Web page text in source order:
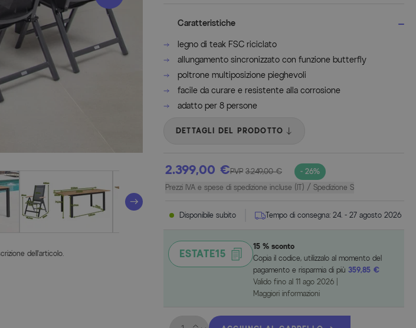
dell'articolo.
Caratteristiche
legno di teak FSC riciclato
allungamento sincronizzato con funzione butterfly
poltrone multiposizione pieghevoli
facile da curare e resistente alla corrosione
adatto per 8 persone
DETTAGLI DEL PRODOTTO
2.399,00 €PVP 3.249,00 €
- 26%
Prezzi IVA e spese di spedizione incluse (IT) / Spedizione S
Disponibile subito Tempo di consegna: 24. - 27 agosto 2026
ESTATE15
15 % sconto
Copia il codice, utilizzalo al momento del
pagamento e risparmia di più359,85 €
Valido fino al11 ago 2026
Maggiori informazioni